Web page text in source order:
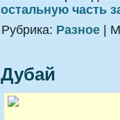
остальную часть
Рубрика: Разное |
Дубай